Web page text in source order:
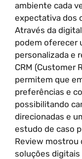
ambiente cada
expectativa dos
Através da
podem oferecer
personalizada e
CRM (Customer
permitem que
preferências e
possibilitando
direcionadas e
estudo de caso
Review mostrou
soluções digitais